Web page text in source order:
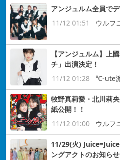
アンジュルム全員で
11/12 01:51
ウルフ
【アンジュルム】上
チ」出演決定！
11/12 01:28
℃-ute
牧野真莉愛・北川莉
紙公開！！
11/12 01:00
ウルフ
11/29(火)
ングアクトのお知らせ